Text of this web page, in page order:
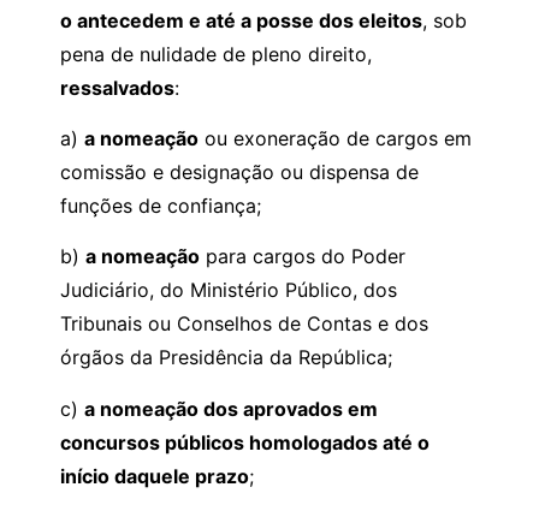
o antecedem e até a posse dos eleitos, sob
pena de nulidade de pleno direito,
ressalvados:
a) a nomeação ou exoneração de cargos em
comissão e designação ou dispensa de
funções de confiança;
b) a nomeação para cargos do Poder
Judiciário, do Ministério Público, dos
Tribunais ou Conselhos de Contas e dos
órgãos da Presidência da República;
c) a nomeação dos aprovados em
concursos públicos homologados até o
início daquele prazo;